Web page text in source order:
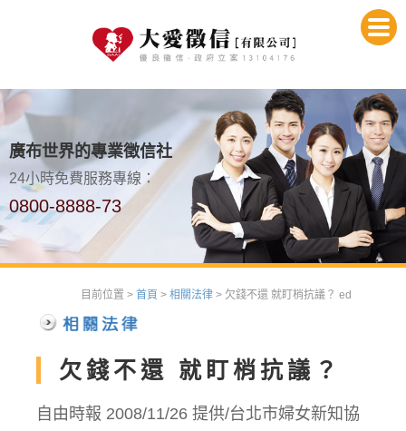
廣布世界的專業徵信社
24小時免費服務專線：
0800-8888-73
目前位置 > 首頁 > 相關法律 > 欠錢不還 就盯梢抗議？ ed
欠錢不還 就盯梢抗議？
自由時報 2008/11/26 提供/台北市婦女新知協